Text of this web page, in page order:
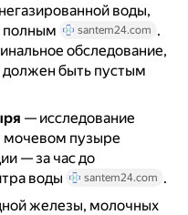
воды,
полным
santem24.com .
обследование,
должен быть пустым
— исследование
мочевом пузыре
— за час до
воды
santem24.com .
железы, молочных